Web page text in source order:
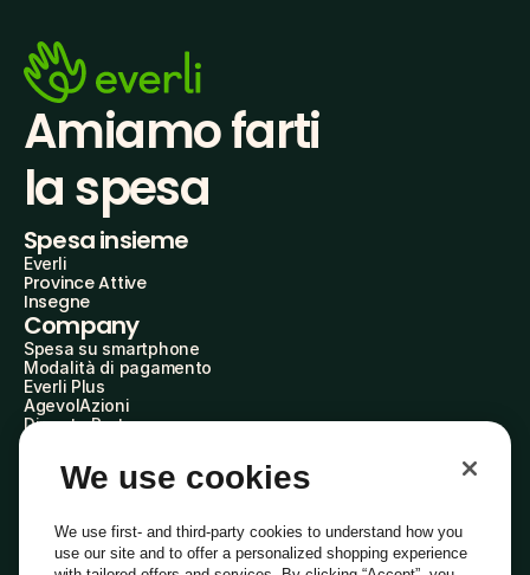
Amiamo farti
la spesa
Spesa insieme
Everli
Province Attive
Insegne
Company
Spesa su smartphone
Modalità di pagamento
Everli Plus
AgevolAzioni
Diventa Partner
Everli Shoppers
About Us
Everli News
Domande frequenti
Lavora con noi
We use cookies
We use first- and third-party cookies to understand how you
use our site and to offer a personalized shopping experience